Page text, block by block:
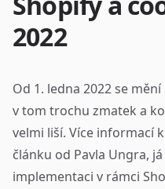
2022
Od 1. ledna 2022 se
v tom trochu zmatek a
velmi liší. Více informací
článku od Pavla Ungra,
implementaci v rámci